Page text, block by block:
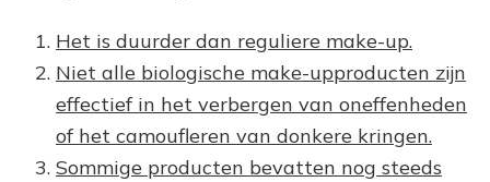
Het is duurder dan reguliere make-up.
Niet alle biologische make-upproducten zijn
effectief in het verbergen van oneffenheden
of het camoufleren van donkere kringen.
Sommige producten bevatten nog steeds